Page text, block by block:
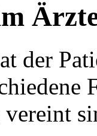
der